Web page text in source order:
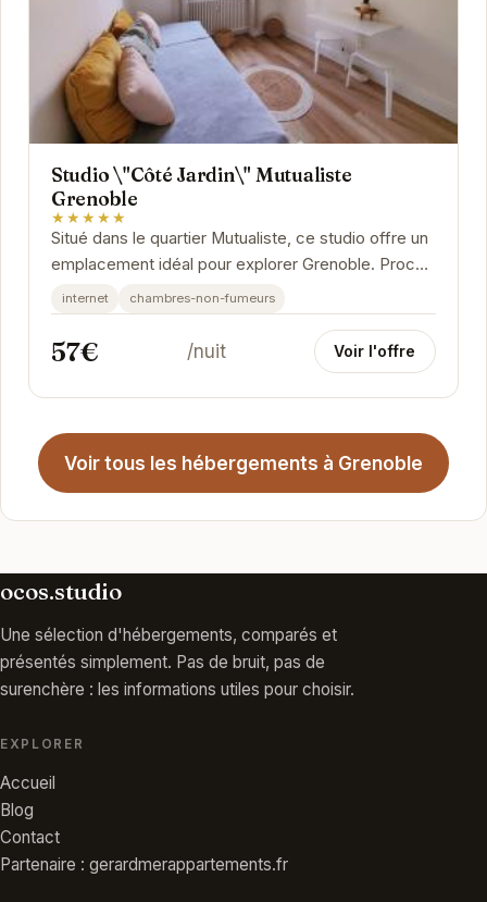
Studio \"Côté Jardin\" Mutualiste
Grenoble
★★★★★
Situé dans le quartier Mutualiste, ce studio offre un
emplacement idéal pour explorer Grenoble. Proche
des transports en commun, des commerces et...
internet chambres-non-fumeurs
57€ /nuit Voir l'offre
Voir tous les hébergements à Grenoble
ocos.studio
Une sélection d'hébergements, comparés et
présentés simplement. Pas de bruit, pas de
surenchère : les informations utiles pour choisir.
EXPLORER
Accueil
Blog
Contact
Partenaire : gerardmerappartements.fr